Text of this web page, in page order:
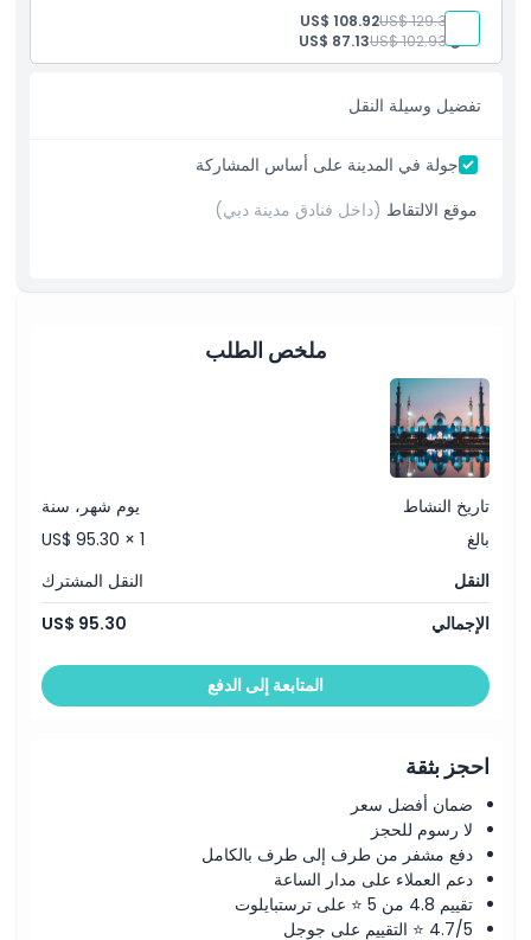
النقل من وإلى الفندق
مرشد مباشر ناطق باللغة الألمانية
تذكرة دخول إلى جامع الشيخ زايد
توقف لالتقاط الصور عند متحف اللوفر
عباية للسيدات لزيارة المسجد
بالغ: US$ 129.34
US$ 108.92
طفل:US$ 102.93
US$ 87.13
تفضيل وسيلة النقل
جولة في المدينة على أساس المشاركة
موقع الالتقاط (داخل فنادق مدينة دبي)
ملخص الطلب
تاريخ النشاط
يوم شهر، سنة
بالغ
US$ 95.30 × 1
النقل
النقل المشترك
الإجمالي
US$ 95.30
المتابعة إلى الدفع
احجز بثقة
ضمان أفضل سعر
لا رسوم للحجز
دفع مشفر من طرف إلى طرف بالكامل
دعم العملاء على مدار الساعة
تقييم 4.8 من 5 ⭐ على ترستبايلوت
4.7/5 ⭐ التقييم على جوجل